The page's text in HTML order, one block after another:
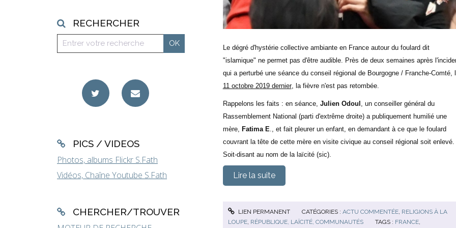
RECHERCHER
PICS / VIDEOS
Photos, albums Flickr S.Fath
Vidéos, Chaîne Youtube S.Fath
CHERCHER/TROUVER
Le dégré d'hystérie collective ambiante en France autour du foulard dit
"islamique" ne permet pas d'être audible. Près de deux semaines après
qui a perturbé une séance du conseil régional de Bourgogne / Franche-Comté,
11 octobre 2019 dernier, la fièvre n'est pas retombée.
Rappelons les faits : en séance, Julien Odoul , un conseiller général du
Rassemblement National (parti d'extrême droite) a publiquement humilié une
mère, Fatima E ., et fait pleurer un enfant, en demandant à ce que le foulard
couvrant la tête de cette mère en visite civique au conseil régional soit enlevé.
Soit-disant au nom de la laïcité (sic).
Lire la suite
LIEN PERMANENT CATÉGORIES :ACTU COMMENTÉE, RELIGIONS À LA
LOUPE, RÉPUBLIQUE, LAÏCITÉ, COMMUNAUTÉS TAGS : FRANCE,